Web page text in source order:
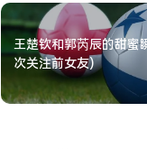
王楚钦和郭芮辰的甜蜜
次关注前女友)